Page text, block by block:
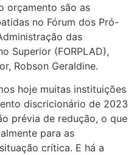
orçamento são as
no Fórum dos Pró-
das
Superior (FORPLAD),
Robson Geraldine.
hoje muitas instituições
discricionário de 2023
prévia de redução, o que
para as
crítica. E há a